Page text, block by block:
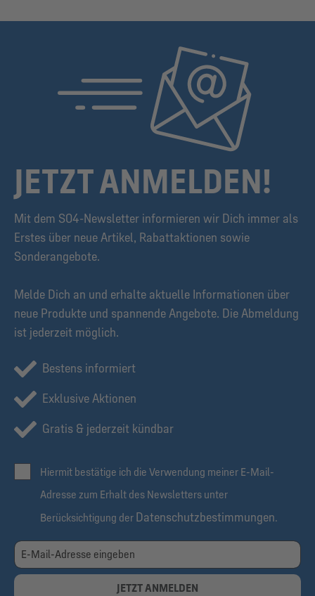
JETZT ANMELDEN!
Mit dem S04-Newsletter informieren wir Dich immer als
Erstes über neue Artikel, Rabattaktionen sowie
Sonderangebote.
Melde Dich an und erhalte aktuelle Informationen über
neue Produkte und spannende Angebote. Die Abmeldung
ist jederzeit möglich.
Bestens informiert
Exklusive Aktionen
Gratis & jederzeit kündbar
Hiermit bestätige ich die Verwendung meiner E-Mail-
Adresse zum Erhalt des Newsletters unter
Berücksichtigung der Datenschutzbestimmungen.
JETZT ANMELDEN